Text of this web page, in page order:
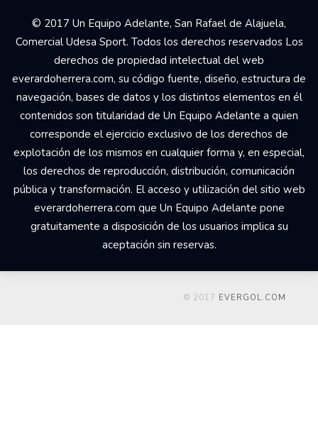
© 2017 Un Equipo Adelante, San Rafael de Alajuela,
Comercial Udesa Sport. Todos los derechos reservados Los
derechos de propiedad intelectual del web
everardoherrera.com, su código fuente, diseño, estructura de
navegación, bases de datos y los distintos elementos en él
contenidos son titularidad de Un Equipo Adelante a quien
corresponde el ejercicio exclusivo de los derechos de
explotación de los mismos en cualquier forma y, en especial,
los derechos de reproducción, distribución, comunicación
pública y transformación. El acceso y utilización del sitio web
everardoherrera.com que Un Equipo Adelante pone
gratuitamente a disposición de los usuarios implica su
aceptación sin reservas.
© 2017 EVERGOL.COM